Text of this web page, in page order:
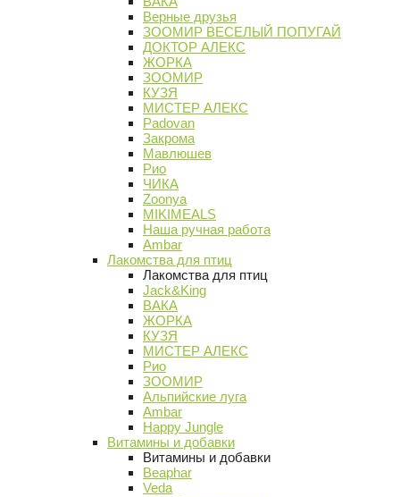
Верные друзья
ЗООМИР ВЕСЕЛЫЙ ПОПУГАЙ
ДОКТОР АЛЕКС
ЖОРКА
ЗООМИР
КУЗЯ
МИСТЕР АЛЕКС
Padovan
Закрома
Мавлюшев
Рио
ЧИКА
Zoonya
MIKIMEALS
Наша ручная работа
Ambar
Лакомства для птиц
Лакомства для птиц
Jack&King
ВАКА
ЖОРКА
КУЗЯ
МИСТЕР АЛЕКС
Рио
ЗООМИР
Альпийские луга
Ambar
Happy Jungle
Витамины и добавки
Витамины и добавки
Beaphar
Veda